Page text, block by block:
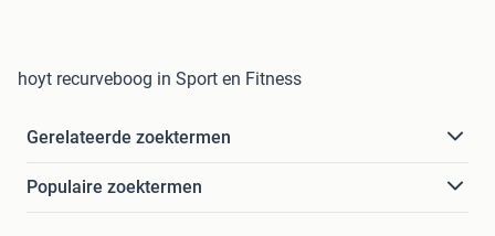
hoyt recurveboog in Sport en Fitness
Gerelateerde zoektermen
Populaire zoektermen